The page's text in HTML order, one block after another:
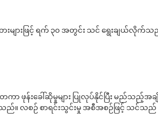
များဖြင့် ရက် ၃၀ အတွင်း သင် ရွေးချယ်လိုက်
တကာ ဖုန်းခေါ်ဆိုမှုများ ပြုလုပ်နိုင်ပြီး မည်သ
လစဉ် စာရင်းသွင်းမှု အစီအစဉ်ဖြင့် သင်သည်